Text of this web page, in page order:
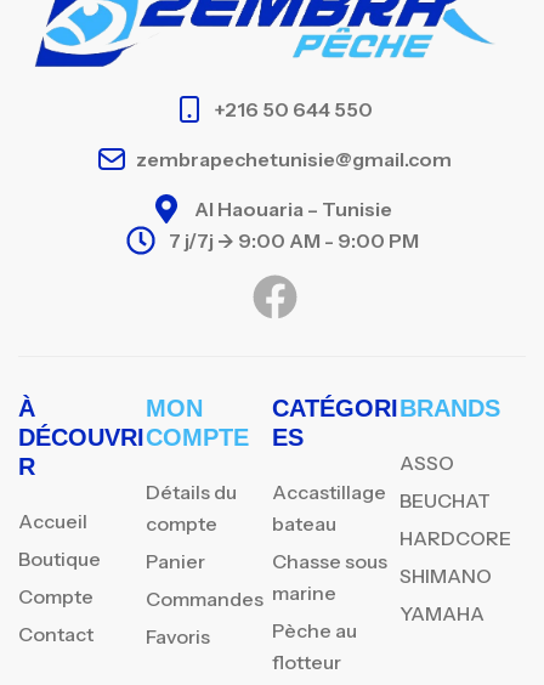
+216 50 644 550
zembrapechetunisie@gmail.com
Al Haouaria – Tunisie
7 j/7j -> 9:00 AM - 9:00 PM
À
DÉCOUVRI
R
Accueil
Boutique
Compte
Contact
MON
COMPTE
Détails du
compte
Panier
Commandes
Favoris
CATÉGORI
ES
Accastillage
bateau
Chasse sous
marine
Pèche au
flotteur
BRANDS
ASSO
BEUCHAT
HARDCORE
SHIMANO
YAMAHA